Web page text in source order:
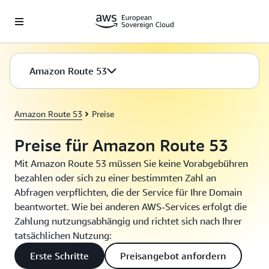
Amazon Route 53
Amazon Route 53 Preise
Preise für Amazon Route 53
Mit Amazon Route 53 müssen Sie keine Vorabgebühren
bezahlen oder sich zu einer bestimmten Zahl an
Abfragen verpflichten, die der Service für Ihre Domain
beantwortet. Wie bei anderen AWS-Services erfolgt die
Zahlung nutzungsabhängig und richtet sich nach Ihrer
tatsächlichen Nutzung:
Erste Schritte
Preisangebot anfordern